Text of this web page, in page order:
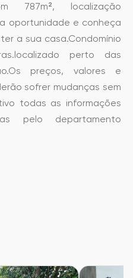
787m², localização
oportunidade e conheça
a sua casa.Condomínio
perto das
preços, valores e
sofrer mudanças sem
todas as informações
pelo departamento